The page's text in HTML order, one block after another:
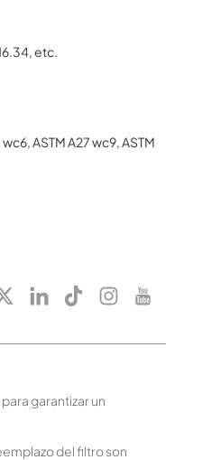
etc.
ASTM A27 wc9, ASTM
garantizar un
del filtro son